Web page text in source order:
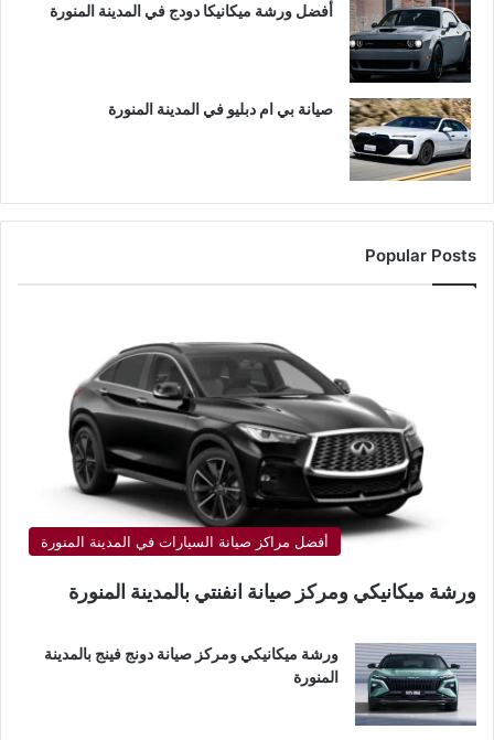
أفضل ورشة ميكانيكا دودج في المدينة المنورة
صيانة بي ام دبليو في المدينة المنورة
Popular Posts
أفضل مراكز صيانة السيارات في المدينة المنورة
ورشة ميكانيكي ومركز صيانة انفنتي بالمدينة المنورة
ورشة ميكانيكي ومركز صيانة دونج فينج بالمدينة
المنورة